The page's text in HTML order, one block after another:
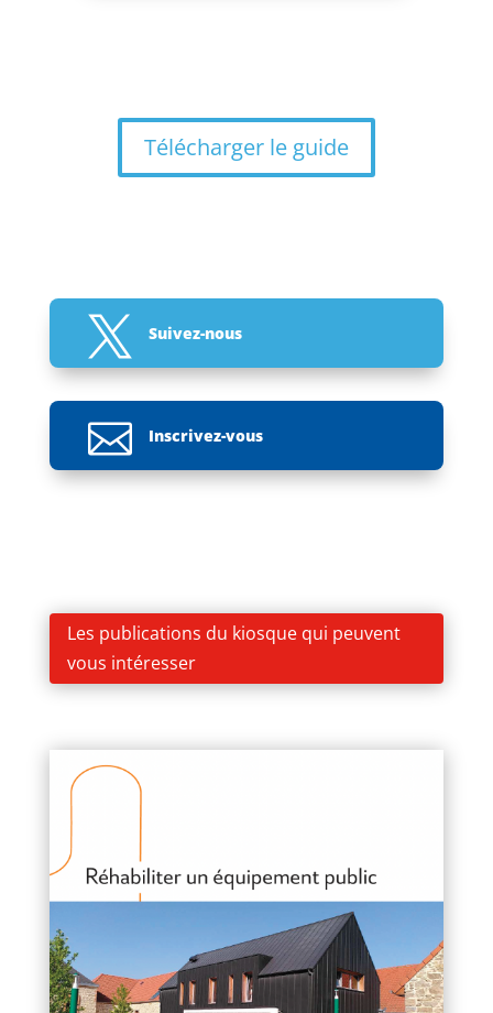
Télécharger le guide
 Suivez-nous
 Inscrivez-vous
Les publications du kiosque qui peuvent
vous intéresser